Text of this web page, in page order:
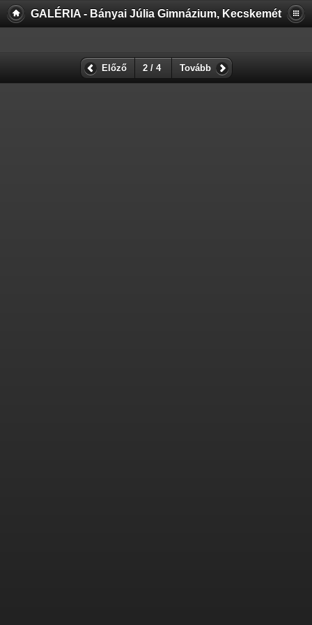
GALÉRIA - Bányai Júlia Gimnázium, Kecskemét
Előző 2 / 4 Tovább